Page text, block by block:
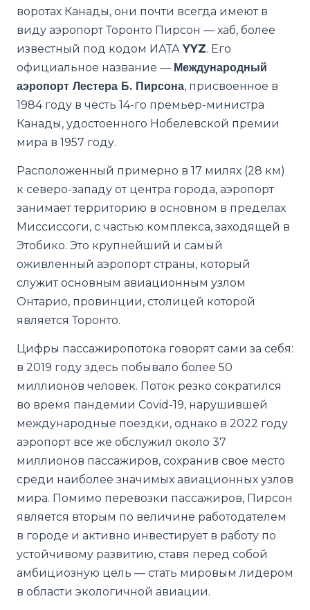
воротах Канады, они почти всегда имеют в
виду аэропорт Торонто Пирсон — хаб, более
известный под кодом ИАТА YYZ. Его
официальное название — Международный
аэропорт Лестера Б. Пирсона, присвоенное в
1984 году в честь 14-го премьер-министра
Канады, удостоенного Нобелевской премии
мира в 1957 году.
Расположенный примерно в 17 милях (28 км)
к северо-западу от центра города, аэропорт
занимает территорию в основном в пределах
Миссиссоги, с частью комплекса, заходящей в
Этобико. Это крупнейший и самый
оживленный аэропорт страны, который
служит основным авиационным узлом
Онтарио, провинции, столицей которой
является Торонто.
Цифры пассажиропотока говорят сами за себя:
в 2019 году здесь побывало более 50
миллионов человек. Поток резко сократился
во время пандемии Covid-19, нарушившей
международные поездки, однако в 2022 году
аэропорт все же обслужил около 37
миллионов пассажиров, сохранив свое место
среди наиболее значимых авиационных узлов
мира. Помимо перевозки пассажиров, Пирсон
является вторым по величине работодателем
в городе и активно инвестирует в работу по
устойчивому развитию, ставя перед собой
амбициозную цель — стать мировым лидером
в области экологичной авиации.